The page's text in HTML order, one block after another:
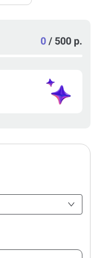
0 / 500 р.